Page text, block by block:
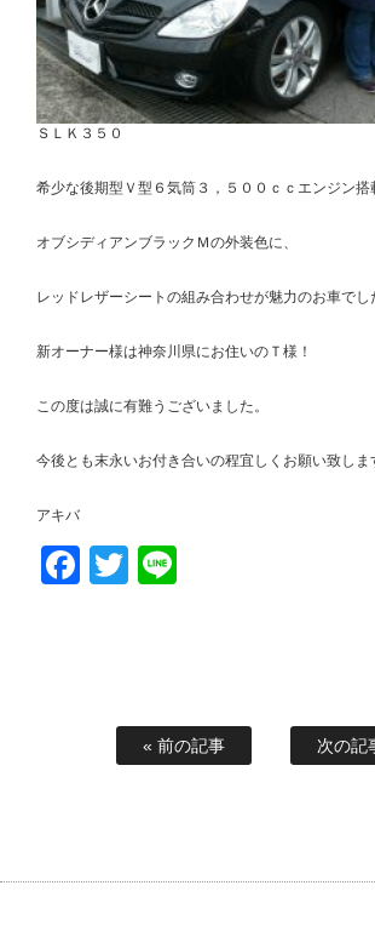
ＳＬＫ３５０
希少な後期型Ｖ型６気筒３，５００ｃｃエンジン搭
オブシディアンブラックＭの外装色に、
レッドレザーシートの組み合わせが魅力のお車でし
新オーナー様は神奈川県にお住いのＴ様！
この度は誠に有難うございました。
今後とも末永いお付き合いの程宜しくお願い致しま
アキバ
Facebook
Twitter
« 前の記事 次の記